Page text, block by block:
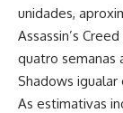
unidades,
Assassin’s
quatro semanas
Shadows
As estimativas